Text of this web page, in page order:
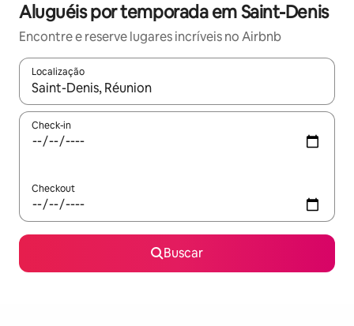
Aluguéis por temporada em Saint-Denis
Encontre e reserve lugares incríveis no Airbnb
Localização
Quando os resultados estiverem disponíveis, explore-os
Check-in
Checkout
Buscar